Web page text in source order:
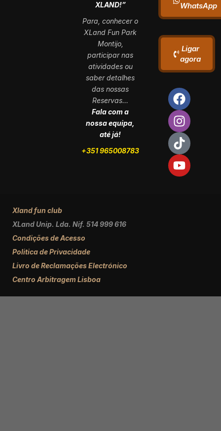
XLAND!”
Para, conhecer o
XLand Fun Park
Montijo,
participar nas
atividades ou
saber detalhes
das nossas
Reservas…
Fala com a
nossa equipa,
até já!
+351 965008783
WhatsApp
Ligar
agora
Xland fun club
XLand Unip. Lda. Nif. 514 999 616
Condições de Acesso
Politica de Privacidade
Livro de Reclamações Electrónico
Centro Arbitragem Lisboa